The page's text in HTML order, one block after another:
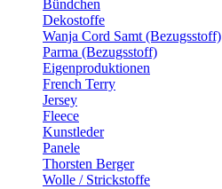
Bündchen
Dekostoffe
Wanja Cord Samt (Bezugsstoff)
Parma (Bezugsstoff)
Eigenproduktionen
French Terry
Jersey
Fleece
Kunstleder
Panele
Thorsten Berger
Wolle / Strickstoffe